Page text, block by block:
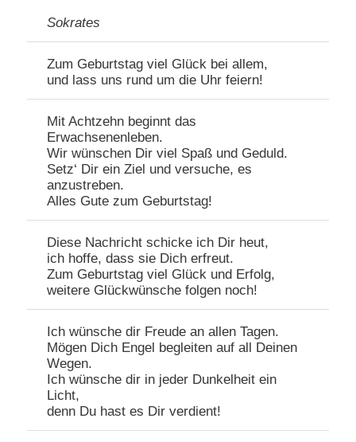
Sokrates
Zum Geburtstag viel Glück bei allem,
und lass uns rund um die Uhr feiern!
Mit Achtzehn beginnt das
Erwachsenenleben.
Wir wünschen Dir viel Spaß und Geduld.
Setz‘ Dir ein Ziel und versuche, es
anzustreben.
Alles Gute zum Geburtstag!
Diese Nachricht schicke ich Dir heut,
ich hoffe, dass sie Dich erfreut.
Zum Geburtstag viel Glück und Erfolg,
weitere Glückwünsche folgen noch!
Ich wünsche dir Freude an allen Tagen.
Mögen Dich Engel begleiten auf all Deinen
Wegen.
Ich wünsche dir in jeder Dunkelheit ein
Licht,
denn Du hast es Dir verdient!